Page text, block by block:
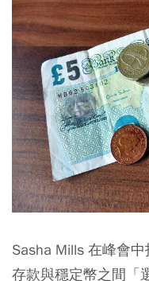
Sasha Mills 在峰會
存款與穩定幣之間「